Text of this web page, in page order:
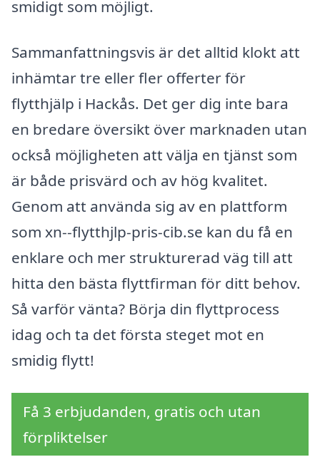
smidigt som möjligt.
Sammanfattningsvis är det alltid klokt att
inhämtar tre eller fler offerter för
flytthjälp i Hackås. Det ger dig inte bara
en bredare översikt över marknaden utan
också möjligheten att välja en tjänst som
är både prisvärd och av hög kvalitet.
Genom att använda sig av en plattform
som xn--flytthjlp-pris-cib.se kan du få en
enklare och mer strukturerad väg till att
hitta den bästa flyttfirman för ditt behov.
Så varför vänta? Börja din flyttprocess
idag och ta det första steget mot en
smidig flytt!
Få 3 erbjudanden, gratis och utan
förpliktelser